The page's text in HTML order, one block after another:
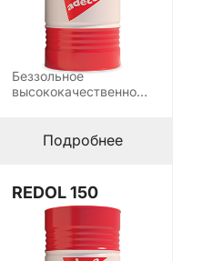
Беззольное
высококачественное
масло,
предназначенное для
гидравлических
систем,…
Подробнее
REDOL 150